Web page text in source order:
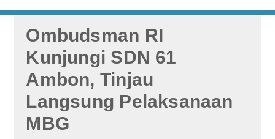
Ombudsman RI
Kunjungi SDN 61
Ambon, Tinjau
Langsung Pelaksanaan
MBG